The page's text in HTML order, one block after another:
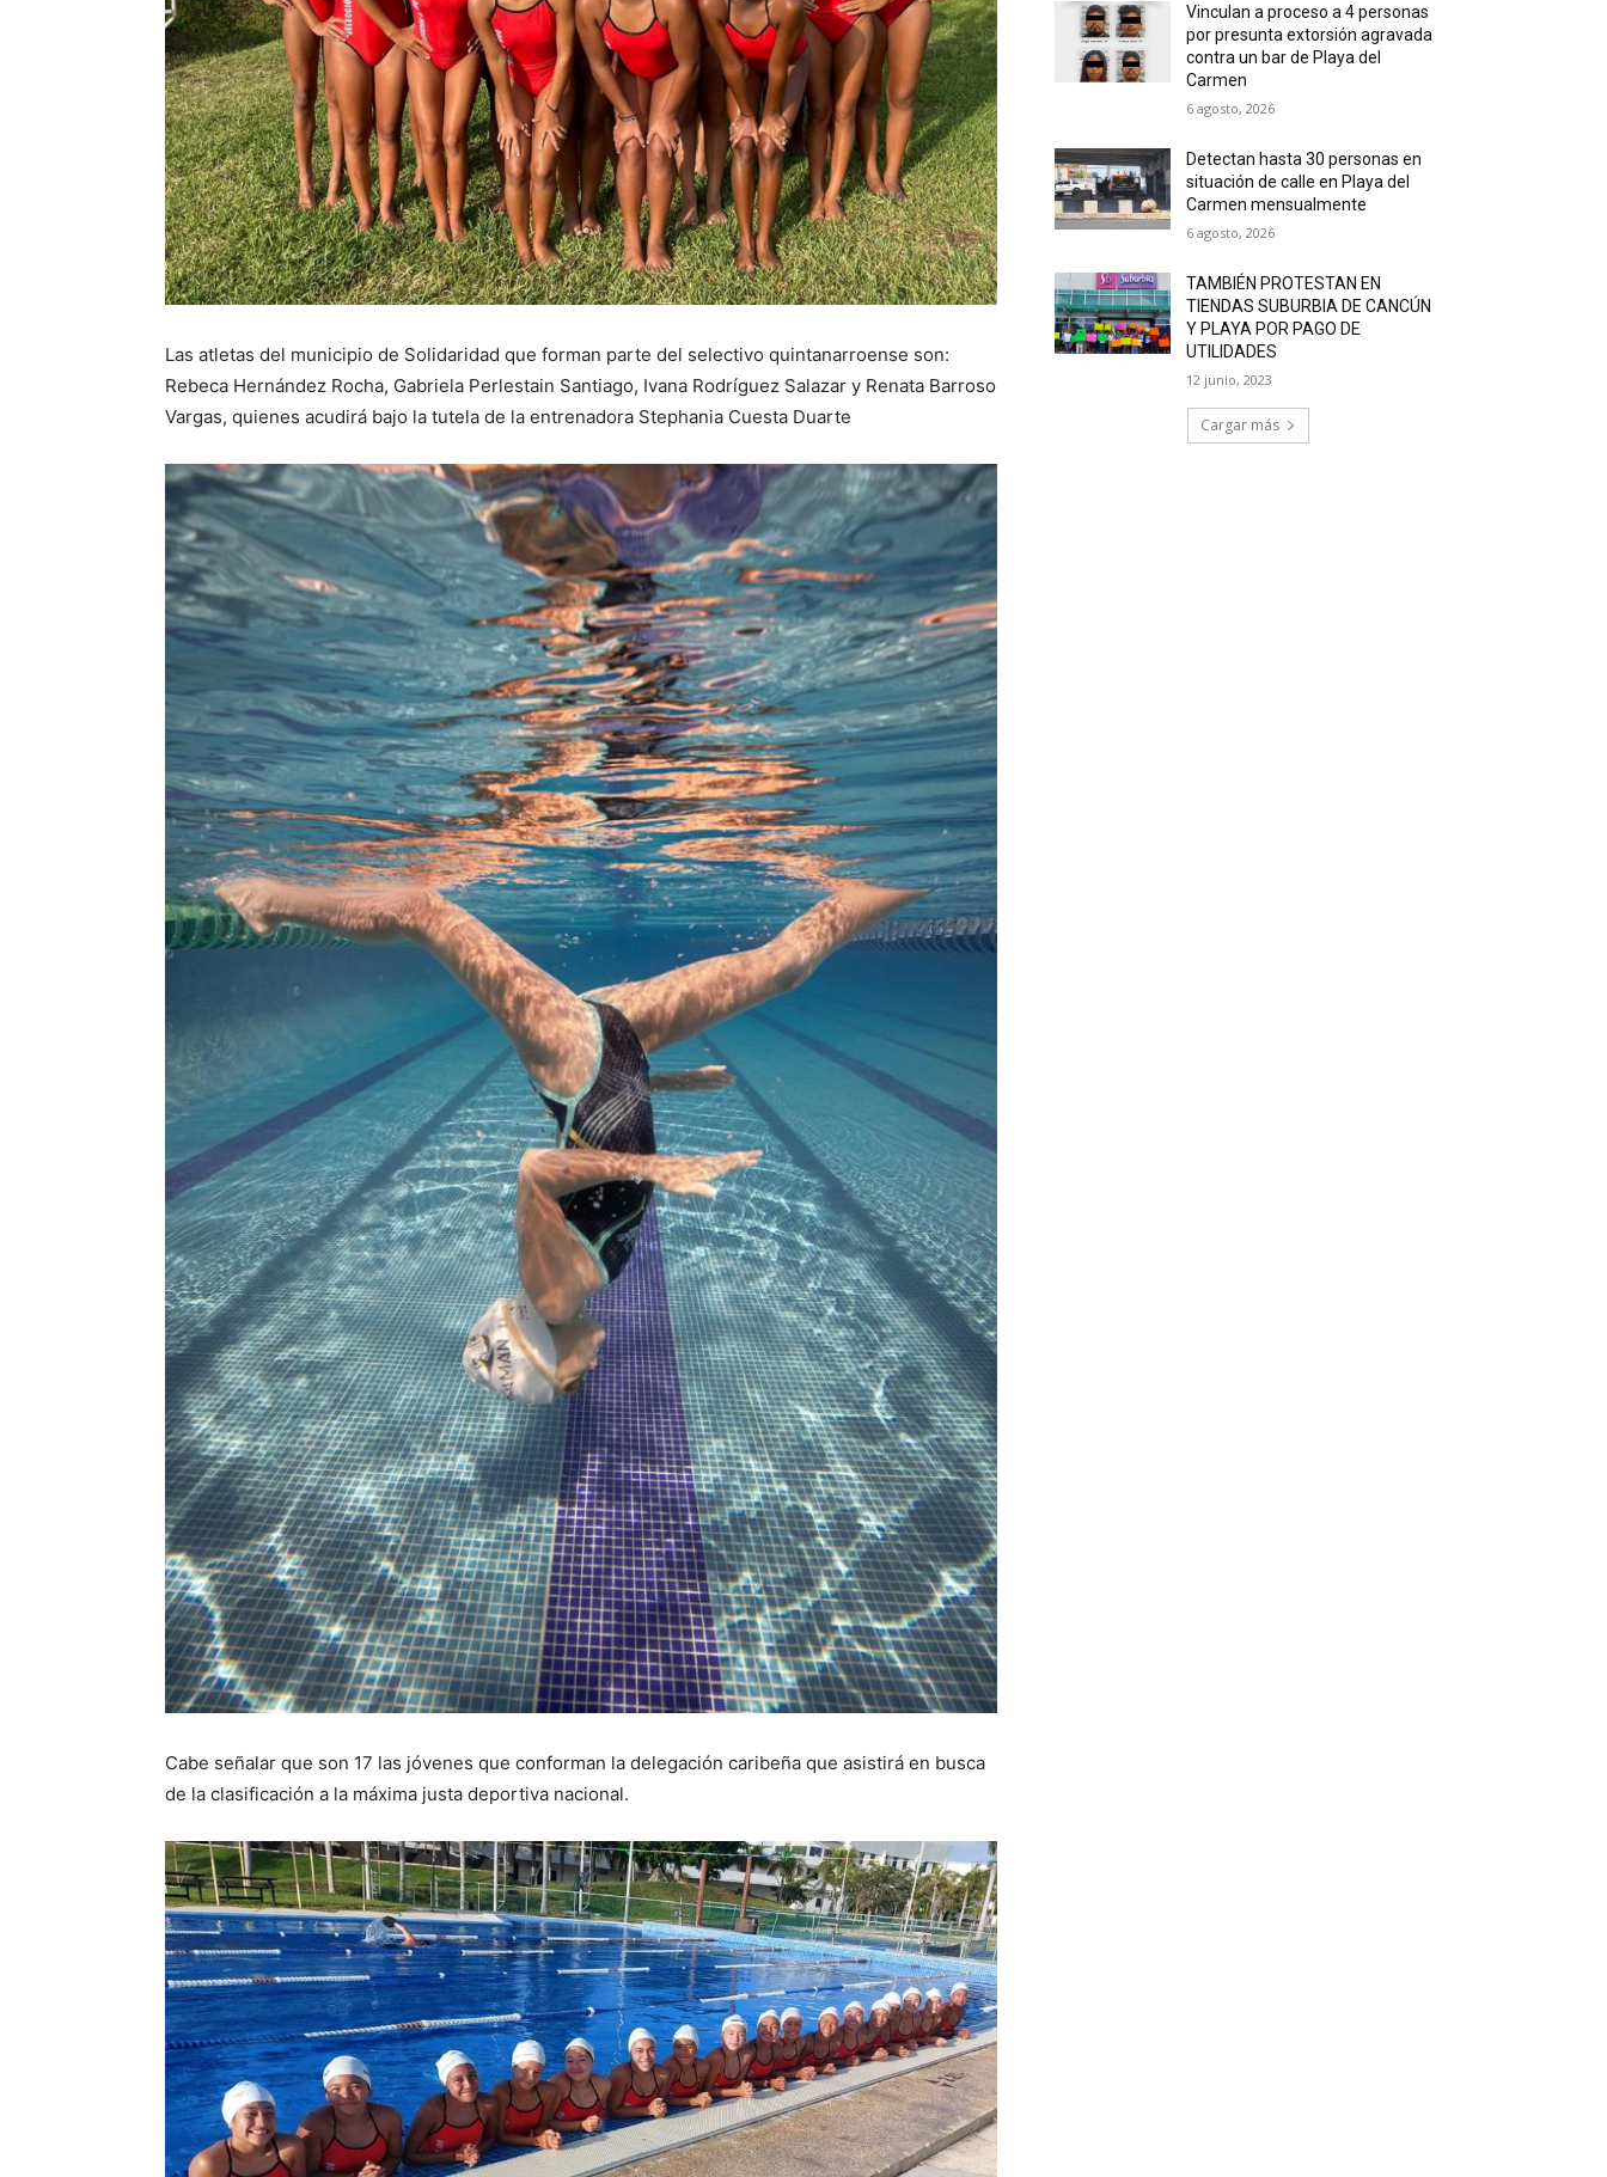
Las atletas del municipio de Solidaridad que forman parte del selectivo quintanarroense son:
Rebeca Hernández Rocha, Gabriela Perlestain Santiago, Ivana Rodríguez Salazar y Renata Barroso
Vargas, quienes acudirá bajo la tutela de la entrenadora Stephania Cuesta Duarte
Cabe señalar que son 17 las jóvenes que conforman la delegación caribeña que asistirá en busca
de la clasificación a la máxima justa deportiva nacional.
Vinculan a proceso a 4 personas
por presunta extorsión agravada
contra un bar de Playa del
Carmen
6 agosto, 2026
Detectan hasta 30 personas en
situación de calle en Playa del
Carmen mensualmente
6 agosto, 2026
TAMBIÉN PROTESTAN EN
TIENDAS SUBURBIA DE CANCÚN
Y PLAYA POR PAGO DE
UTILIDADES
12 junio, 2023
Cargar más